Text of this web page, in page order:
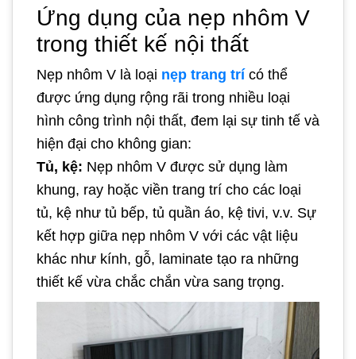
Ứng dụng của nẹp nhôm V
trong thiết kế nội thất
Nẹp nhôm V là loại nẹp trang trí có thể
được ứng dụng rộng rãi trong nhiều loại
hình công trình nội thất, đem lại sự tinh tế và
hiện đại cho không gian:
Tủ, kệ: Nẹp nhôm V được sử dụng làm
khung, ray hoặc viền trang trí cho các loại
tủ, kệ như tủ bếp, tủ quần áo, kệ tivi, v.v. Sự
kết hợp giữa nẹp nhôm V với các vật liệu
khác như kính, gỗ, laminate tạo ra những
thiết kế vừa chắc chắn vừa sang trọng.